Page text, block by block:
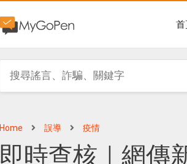
首
Home 誤導 疫情
即時查核｜網傳